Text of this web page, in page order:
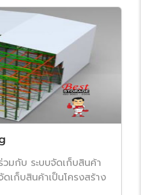
มกับ ระบบจัดเก็บสินค้า
เก็บสินค้าเป็นโครงสร้าง